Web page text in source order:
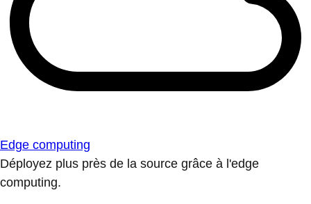
Edge computing
Déployez plus près de la source grâce à l'edge
computing.